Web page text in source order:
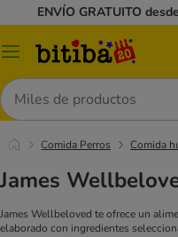
ENVÍO GRATUITO
Menú
Buscar
Comida Perros Comida
James
James Wellbeloved te ofrece un
elaborado con ingredientes